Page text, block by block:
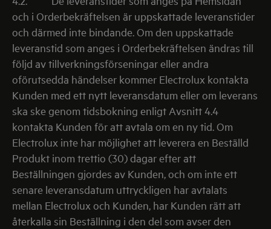
och i Orderbekräftelsen är uppskattade leveranstider
och därmed inte bindande. Om den uppskattade
leveranstid som anges i Orderbekräftelsen ändras till
följd av tillverkningsförseningar eller andra
oförutsedda händelser kommer Electrolux kontakta
Kunden med ett nytt leveransdatum eller om leverans
ska ske genom tidsbokning enligt Avsnitt 4.4
kontakta Kunden för att avtala om en ny tid. Om
Electrolux inte har möjlighet att leverera en Beställd
Produkt inom trettio (30) dagar efter att
Beställningen gjordes av Kunden, och om inte ett
senare leveransdatum uttryckligen har avtalats
mellan Electrolux och Kunden, har Kunden rätt att
återkalla sin Beställning i den del som avser den